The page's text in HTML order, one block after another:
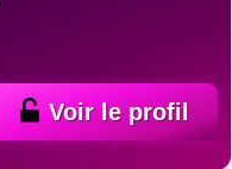
Voir le profil